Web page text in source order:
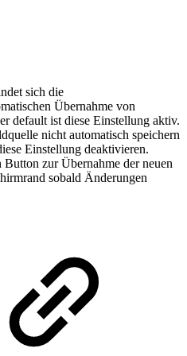
sich die
Übernahme von
default ist diese Einstellung aktiv.
nicht automatisch speichern
Einstellung deaktivieren.
Button zur Übernahme der neuen
sobald Änderungen